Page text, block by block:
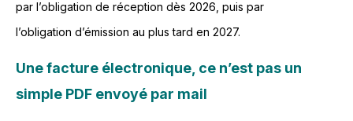
par l’obligation de réception dès 2026, puis par
l’obligation d’émission au plus tard en 2027.
Une facture électronique, ce n’est pas un
simple PDF envoyé par mail